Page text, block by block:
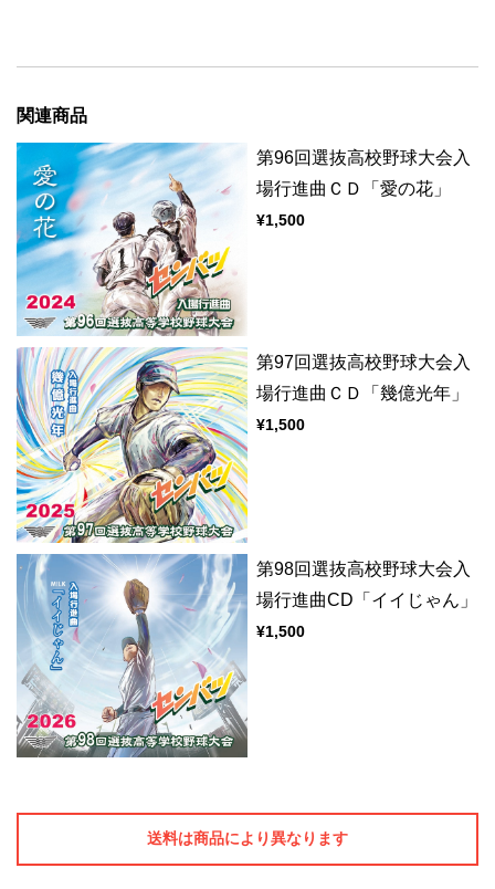
関連商品
第96回選抜高校野球大会入
場行進曲ＣＤ「愛の花」
¥1,500
第97回選抜高校野球大会入
場行進曲ＣＤ「幾億光年」
¥1,500
第98回選抜高校野球大会入
場行進曲CD「イイじゃん」
¥1,500
送料は商品により異なります